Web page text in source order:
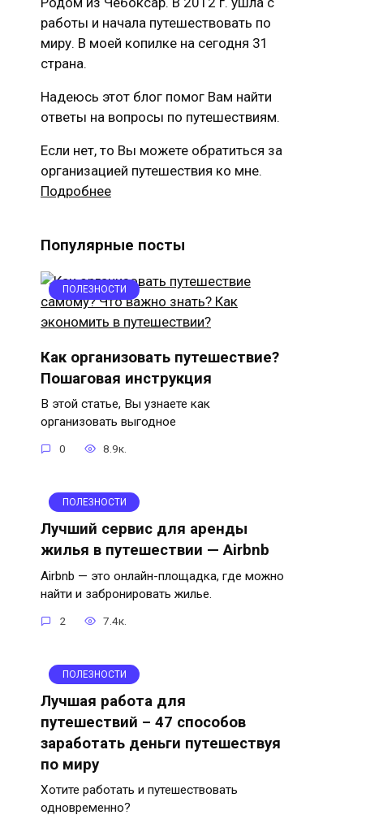
работы и начала путешествовать по
миру. В моей копилке на сегодня 31
страна.
Надеюсь этот блог помог Вам найти
ответы на вопросы по путешествиям.
Если нет, то Вы можете обратиться за
организацией путешествия ко мне.
Подробнее
Популярные посты
ПОЛЕЗНОСТИ
Как организовать путешествие?
Пошаговая инструкция
В этой статье, Вы узнаете как
организовать выгодное
0 8.9к.
ПОЛЕЗНОСТИ
Лучший сервис для аренды
жилья в путешествии — Airbnb
Airbnb — это онлайн-площадка, где можно
найти и забронировать жилье.
2 7.4к.
ПОЛЕЗНОСТИ
Лучшая работа для
путешествий – 47 способов
заработать деньги путешествуя
по миру
Хотите работать и путешествовать
одновременно?